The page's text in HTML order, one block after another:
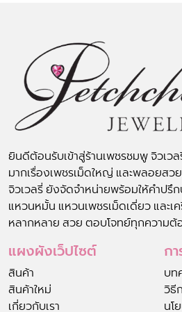
ยินดีต้อนรับเข้าสู่ร้านเพชรชมพู จิวเวล
มากเรื่องเพชรเม็ดใหญ่ และพลอยสว
จิวเวลรี่ ยังจัดจำหน่ายพร้อมให้คำปรึ
แหวนหมั้น แหวนเพชรเม็ดเดี่ยว และเ
หลากหลาย สวย ตอบโจทย์ทุกความต้
แผงผังเว็ปไซต์
สินค้า
สินค้าใหม่
เกี่ยวกับเรา
กา
บท
วิธี
นโ